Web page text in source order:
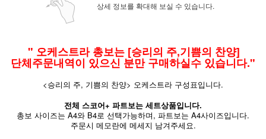
상세 정보를 확대해 보실 수 있습니다.
" 오케스트라 총보는 [승리의 주,기쁨의 찬양]
단체주문내역이 있으신 분만 구매하실수 있습니다."
<승리의 주, 기쁨의 찬양> 오케스트라 구성표입니다.
전체 스코어+ 파트보는 세트상품입니다.
총보 사이즈는 A4와 B4로 선택가능하며, 파트보는 A4사이즈입니다.
주문시 메모란에 메세지 남겨주세요.